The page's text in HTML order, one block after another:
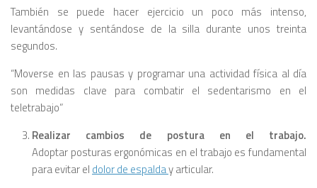
También se puede hacer ejercicio un poco más intenso,
levantándose y sentándose de la silla durante unos treinta
segundos.
“Moverse en las pausas y programar una actividad física al día
son medidas clave para combatir el sedentarismo en el
teletrabajo”
Realizar cambios de postura en el trabajo.
Adoptar posturas ergonómicas en el trabajo es fundamental
para evitar el dolor de espalday articular.